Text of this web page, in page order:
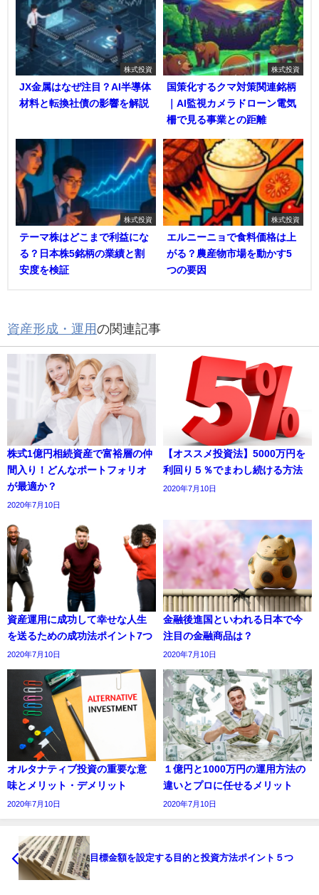
株式投資
JX金属はなぜ注目？AI半導体
材料と転換社債の影響を解説
株式投資
国策化するクマ対策関連銘柄
｜AI監視カメラドローン電気
柵で見る事業との距離
株式投資
テーマ株はどこまで利益にな
る？日本株5銘柄の業績と割
安度を検証
株式投資
エルニーニョで食料価格は上
がる？農産物市場を動かす5
つの要因
資産形成・運用の関連記事
株式1億円相続資産で富裕層の仲
間入り！どんなポートフォリオ
が最適か？
2020年7月10日
【オススメ投資法】5000万円を
利回り５％でまわし続ける方法
2020年7月10日
資産運用に成功して幸せな人生
を送るための成功法ポイント7つ
2020年7月10日
金融後進国といわれる日本で今
注目の金融商品は？
2020年7月10日
オルタナティブ投資の重要な意
味とメリット・デメリット
2020年7月10日
１億円と1000万円の運用方法の
違いとプロに任せるメリット
2020年7月10日
目標金額を設定する目的と投資方法ポイント５つ